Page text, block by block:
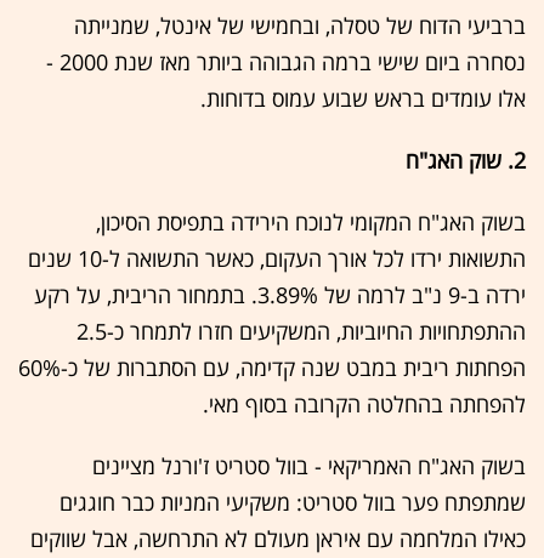
ברביעי הדוח של טסלה, ובחמישי של אינטל, שמנייתה
נסחרה ביום שישי ברמה הגבוהה ביותר מאז שנת 2000 -
אלו עומדים בראש שבוע עמוס בדוחות.
2. שוק האג"ח
בשוק האג"ח המקומי לנוכח הירידה בתפיסת הסיכון,
התשואות ירדו לכל אורך העקום, כאשר התשואה ל-10 שנים
ירדה ב-9 נ"ב לרמה של 3.89%. בתמחור הריבית, על רקע
ההתפתחויות החיוביות, המשקיעים חזרו לתמחר כ-2.5
הפחתות ריבית במבט שנה קדימה, עם הסתברות של כ-60%
להפחתה בהחלטה הקרובה בסוף מאי.
בשוק האג"ח האמריקאי - בוול סטריט ז'ורנל מציינים
שמתפתח פער בוול סטריט: משקיעי המניות כבר חוגגים
כאילו המלחמה עם איראן מעולם לא התרחשה, אבל שווקים